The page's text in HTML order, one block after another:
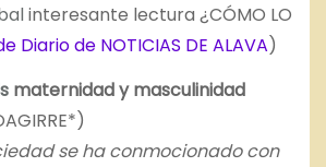
interesante lectura ¿CÓMO LO
Diario de NOTICIAS DE ALAVA)
maternidad y masculinidad
se ha conmocionado con